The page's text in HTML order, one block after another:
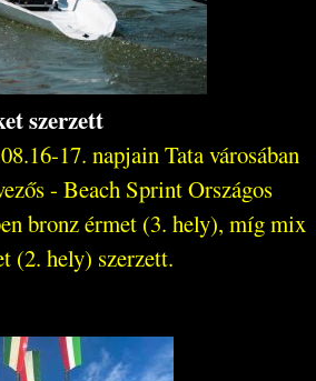
szerzett
17. napjain Tata városában
- Beach Sprint Országos
bronz érmet (3. hely), míg mix
(2. hely) szerzett.